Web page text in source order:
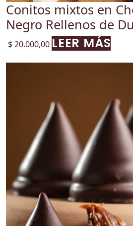
Conitos mixtos en
Negro Rellenos de
$20.000,00 LEER MÁS